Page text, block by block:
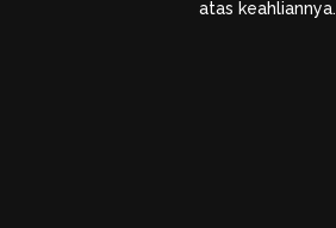
atas keahliannya.